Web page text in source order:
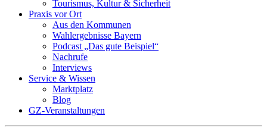
Tourismus, Kultur & Sicherheit
Praxis vor Ort
Aus den Kommunen
Wahlergebnisse Bayern
Podcast „Das gute Beispiel“
Nachrufe
Interviews
Service & Wissen
Marktplatz
Blog
GZ-Veranstaltungen